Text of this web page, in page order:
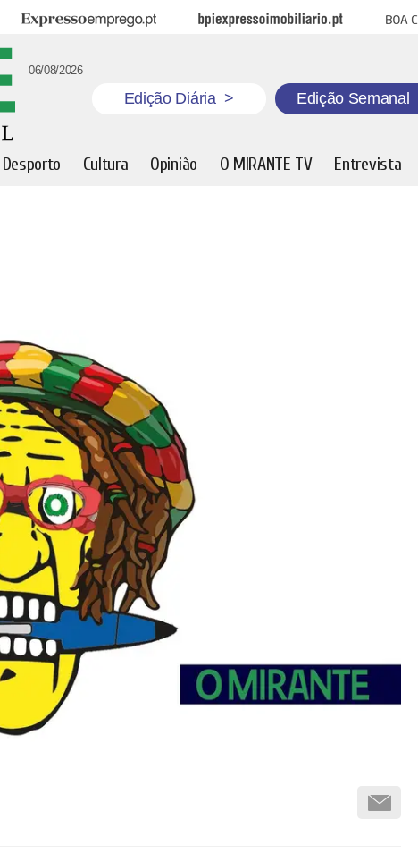
Expresso Emprego BPI Expresso Imobiliário Boa
06/08/2026
Edição Diária > Edição Semanal
Desporto Cultura Opinião O MIRANTE TV Entrevista